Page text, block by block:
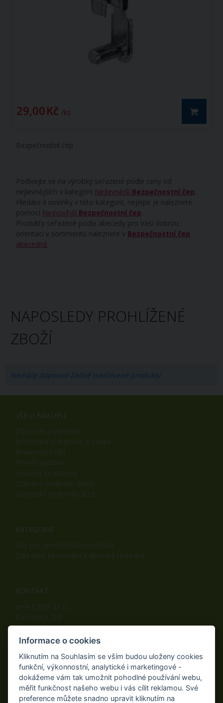
29,00 Kč / ks
Bezpečnostní čep
Podívejte se na výrobky seřazené podle ceny od
nejlevnějších v kategorii Nejlevnější Bezpečnostní čep
Hledáte-li novinky v této kategorii, nejlépe je naleznete
pomocí Nejnovější Bezpečnostní čep
Produkty seřazené podle abecedy pro Vaši dobrou
orientaci v sortimentu naleznete v Bezpečnostní čep
abecedně
NAPOSLEDY PROHLÍŽENÉ
ZBOŽÍ
Nemáte doposud žádné navštívené produkty.
VŠE O NÁKUPU
KATEGORIE
KONTAKT
542 32, Úpice
Telefon: +420 498 100 050
Fax: +420 498 100 051
E-mail:info@ama-zahrada.cz
Web:www.ama-zahrada.cz
Informace o cookies
Kliknutím na Souhlasím se vším budou uloženy cookies
funkční, výkonnostní, analytické i marketingové -
dokážeme vám tak umožnit pohodlné používání webu,
měřit funkčnost našeho webu i vás cílit reklamou. Své
preference můžete snadno upravit kliknutím na